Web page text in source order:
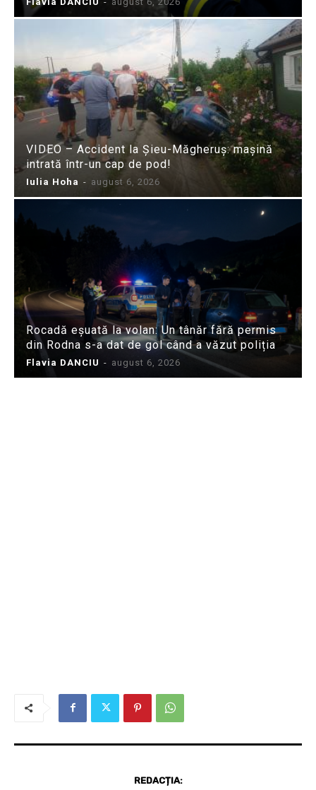
VIDEO – Accident la Șieu-Măgheruș: mașină
intrată într-un cap de pod!
Iulia Hoha - august 6, 2026
Rocadă eșuată la volan: Un tânăr fără permis
din Rodna s-a dat de gol când a văzut poliția
Flavia DANCIU - august 6, 2026
REDACȚIA: